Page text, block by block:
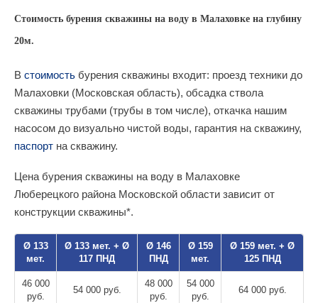
Стоимость бурения скважины на воду в Малаховке на глубину
20м.
В стоимость бурения скважины входит: проезд техники до
Малаховки (Московская область), обсадка ствола
скважины трубами (трубы в том числе), откачка нашим
насосом до визуально чистой воды, гарантия на скважину,
паспорт на скважину.
Цена бурения скважины на воду в Малаховке
Люберецкого района Московской области зависит от
конструкции скважины*.
Ø 133
мет.
Ø 133 мет. + Ø
117 ПНД
Ø 146
ПНД
Ø 159
мет.
Ø 159 мет. + Ø
125 ПНД
46 000
руб.
54 000 руб.
48 000
руб.
54 000
руб.
64 000 руб.